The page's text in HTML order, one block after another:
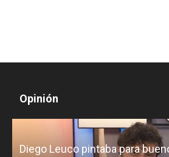
Opinión
Diego Leuco pintaba para